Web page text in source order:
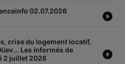
02.07.2026
crise du logement locatif,
Les informés de
2 juillet 2026